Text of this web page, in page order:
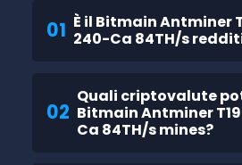
01 È il Bitmain Antminer
240-Ca 84TH/s
02
Quali criptovalute
Bitmain Antminer
Ca 84TH/s mines?